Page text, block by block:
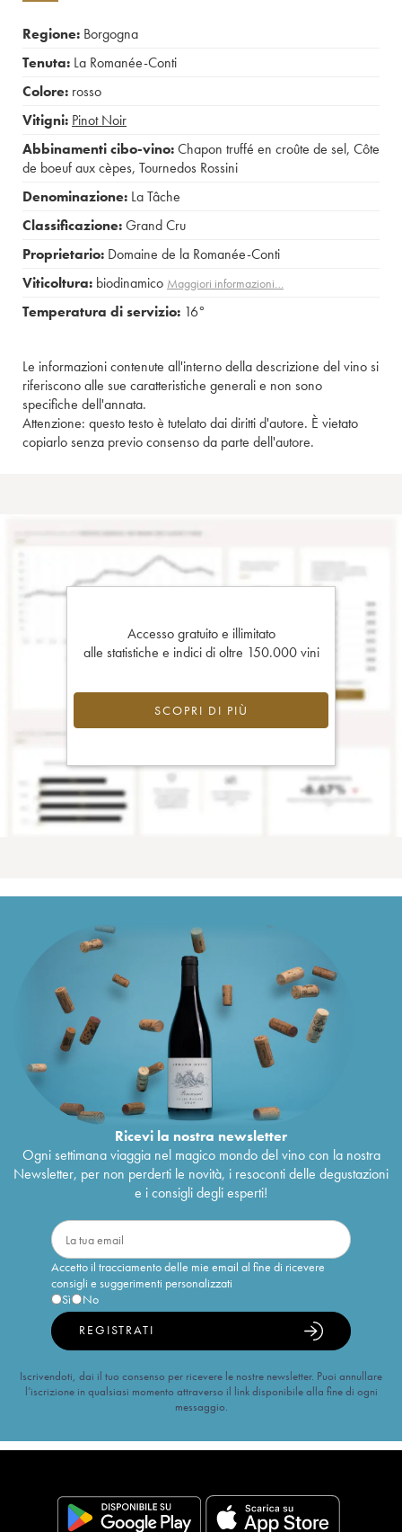
Regione: Borgogna
Tenuta: La Romanée-Conti
Colore: rosso
Vitigni: Pinot Noir
Abbinamenti cibo-vino:Chapon truffé en croûte de sel, Côte
de boeuf aux cèpes, Tournedos Rossini
Denominazione: La Tâche
Classificazione:Grand Cru
Proprietario: Domaine de la Romanée-Conti
Viticoltura: biodinamico Maggiori informazioni…
Temperatura di servizio: 16°
Le informazioni contenute all'interno della descrizione del vino si
riferiscono alle sue caratteristiche generali e non sono
specifiche dell'annata.
Attenzione: questo testo è tutelato dai diritti d'autore. È vietato
copiarlo senza previo consenso da parte dell'autore.
Accesso gratuito e illimitato
alle statistiche e indici di oltre 150.000 vini
SCOPRI DI PIÙ
Ricevi la nostra newsletter
Ogni settimana viaggia nel magico mondo del vino con la nostra
Newsletter, per non perderti le novità, i resoconti delle degustazioni
e i consigli degli esperti!
Accetto il tracciamento delle mie email al fine di ricevere
consigli e suggerimenti personalizzati
Sì
No
REGISTRATI
Iscrivendoti, dai il tuo consenso per ricevere le nostre newsletter. Puoi annullare
l’iscrizione in qualsiasi momento attraverso il link disponibile alla fine di ogni
messaggio.